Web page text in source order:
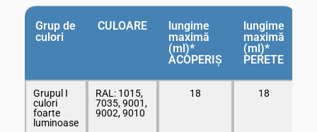
Grup de
culori
CULOARE
lungime
maximă
(ml)*
ACOPERIȘ
lungime
maximă
(ml)*
PERETE
Grupul I
culori
foarte
luminoase
RAL: 1015,
7035, 9001,
9002, 9010
18 18